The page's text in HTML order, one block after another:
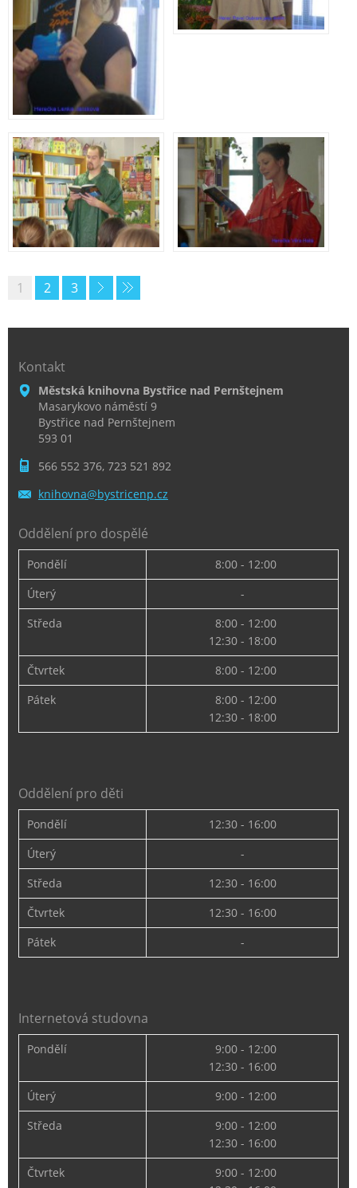
1 2 3
Kontakt
Městská knihovna Bystřice nad Pernštejnem
Masarykovo náměstí 9
Bystřice nad Pernštejnem
593 01
566 552 376, 723 521 892
knihovna@bystricenp.cz
Oddělení pro dospělé
Pondělí
8:00 - 12:00
Úterý
-
Středa
8:00 - 12:00
12:30 - 18:00
Čtvrtek
8:00 - 12:00
Pátek
8:00 - 12:00
12:30 - 18:00
Oddělení pro děti
Pondělí
12:30 - 16:00
Úterý
-
Středa
12:30 - 16:00
Čtvrtek
12:30 - 16:00
Pátek
-
Internetová studovna
Pondělí
9:00 - 12:00
12:30 - 16:00
Úterý
9:00 - 12:00
Středa
9:00 - 12:00
12:30 - 16:00
Čtvrtek
9:00 - 12:00